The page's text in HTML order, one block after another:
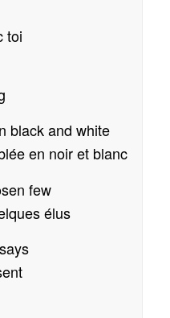
toi
black and white
en noir et blanc
few
élus